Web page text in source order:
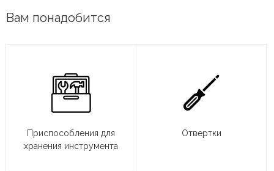
Вам понадобится
Приспособления для
хранения инструмента
Отвертки